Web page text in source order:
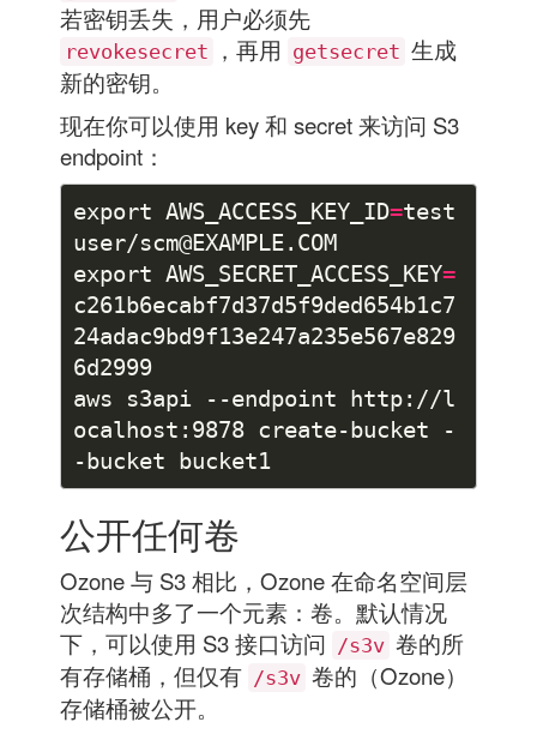
若密钥丢失，用户必须先
revokesecret ，再用 getsecret 生成
新的密钥。
现在你可以使用 key 和 secret 来访问 S3
endpoint：
export AWS_ACCESS_KEY_ID=test
user/scm@EXAMPLE.COM
export AWS_SECRET_ACCESS_KEY=
c261b6ecabf7d37d5f9ded654b1c7
24adac9bd9f13e247a235e567e829
6d2999
aws s3api --endpoint http://l
ocalhost:9878 create-bucket -
-bucket bucket1
公开任何卷
Ozone 与 S3 相比，Ozone 在命名空间层
次结构中多了一个元素：卷。默认情况
下，可以使用 S3 接口访问 /s3v 卷的所
有存储桶，但仅有 /s3v 卷的（Ozone）
存储桶被公开。